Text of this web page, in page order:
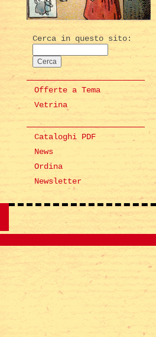
Cerca in questo sito:
Offerte a Tema
Vetrina
Cataloghi PDF
News
Ordina
Newsletter